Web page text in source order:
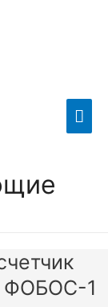
ФОБОС-1